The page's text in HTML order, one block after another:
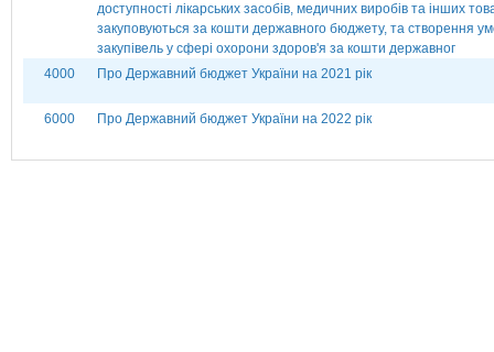
доступності лікарських засобів, медичних виробів та інших
закуповуються за кошти державного бюджету, та створення
закупівель у сфері охорони здоров'я за кошти державног
4000
Про Державний бюджет України на 2021 рік
6000 Про Державний бюджет України на 2022 рік